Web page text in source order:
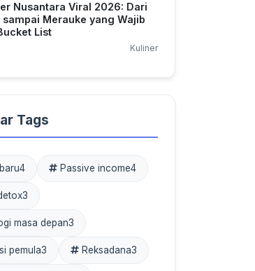
Nusantara Viral 2026: Dari
sampai Merauke yang Wajib
List
Kuliner
Tags
4 Passive income4
3
masa depan3
pemula3 Reksadana3